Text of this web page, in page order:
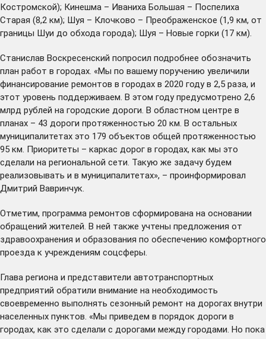
Костромской); Кинешма – Иваниха Большая – Поспелиха
Старая (8,2 км); Шуя – Клочково – Преображенское (1,9 км, от
границы Шуи до обхода города); Шуя – Новые горки (17 км).
Станислав Воскресенский попросил подробнее обозначить
план работ в городах. «Мы по вашему поручению увеличили
финансирование ремонтов в городах в 2020 году в 2,5 раза, и
этот уровень поддерживаем. В этом году предусмотрено 2,6
млрд рублей на городские дороги. В областном центре в
планах – 43 дороги протяженностью 20 км. В остальных
муниципалитетах это 179 объектов общей протяженностью
95 км. Приоритеты – каркас дорог в городах, как мы это
сделали на региональной сети. Такую же задачу будем
реализовывать и в муниципалитетах», – проинформировал
Дмитрий Вавринчук.
Отметим, программа ремонтов сформирована на основании
обращений жителей. В ней также учтены предложения от
здравоохранения и образования по обеспечению комфортного
проезда к учреждениям соцсферы.
Глава региона и представители автотранспортных
предприятий обратили внимание на необходимость
своевременно выполнять сезонный ремонт на дорогах внутри
населенных пунктов. «Мы приведем в порядок дороги в
городах, как это сделали с дорогами между городами. Но пока